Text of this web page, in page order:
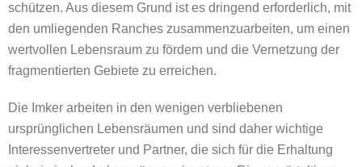
schützen. Aus diesem Grund ist es dringend erforderlich, mit
den umliegenden Ranches zusammenzuarbeiten, um einen
wertvollen Lebensraum zu fördern und die Vernetzung der
fragmentierten Gebiete zu erreichen.
Die Imker arbeiten in den wenigen verbliebenen
ursprünglichen Lebensräumen und sind daher wichtige
Interessenvertreter und Partner, die sich für die Erhaltung